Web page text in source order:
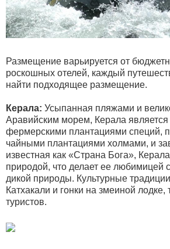
Размещение варьируется от
роскошных отелей, каждый
найти подходящее размещение.
Керала: Усыпанная пляжами и
Аравийским морем, Керала
фермерскими плантациями специй,
чайными плантациями холмами, и
известная как «Страна Бога»,
природой, что делает ее любимицей
дикой природы. Культурные
Катхакали и гонки на змеиной
туристов.